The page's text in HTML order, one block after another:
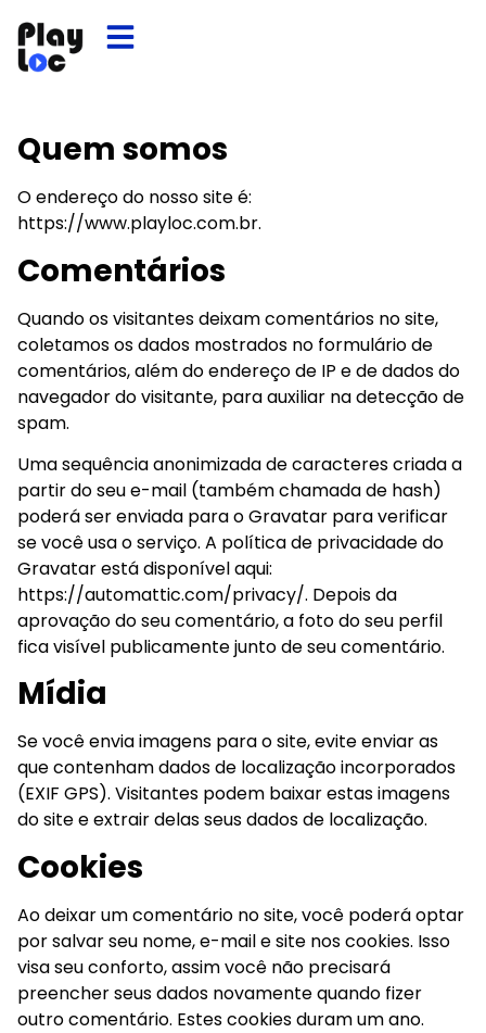
Quem somos
O endereço do nosso site é:
https://www.playloc.com.br.
Comentários
Quando os visitantes deixam comentários no site,
coletamos os dados mostrados no formulário de
comentários, além do endereço de IP e de dados do
navegador do visitante, para auxiliar na detecção de
spam.
Uma sequência anonimizada de caracteres criada a
partir do seu e-mail (também chamada de hash)
poderá ser enviada para o Gravatar para verificar
se você usa o serviço. A política de privacidade do
Gravatar está disponível aqui:
https://automattic.com/privacy/. Depois da
aprovação do seu comentário, a foto do seu perfil
fica visível publicamente junto de seu comentário.
Mídia
Se você envia imagens para o site, evite enviar as
que contenham dados de localização incorporados
(EXIF GPS). Visitantes podem baixar estas imagens
do site e extrair delas seus dados de localização.
Cookies
Ao deixar um comentário no site, você poderá optar
por salvar seu nome, e-mail e site nos cookies. Isso
visa seu conforto, assim você não precisará
preencher seus dados novamente quando fizer
outro comentário. Estes cookies duram um ano.